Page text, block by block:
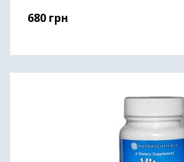
680 грн